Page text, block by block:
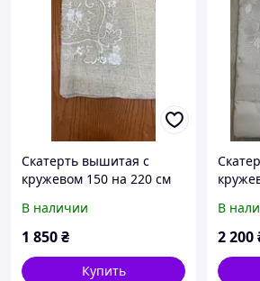
Скатерть вышитая с
кружевом 150 на 220 см
В наличии
1 850₴
Купить
В
2 200